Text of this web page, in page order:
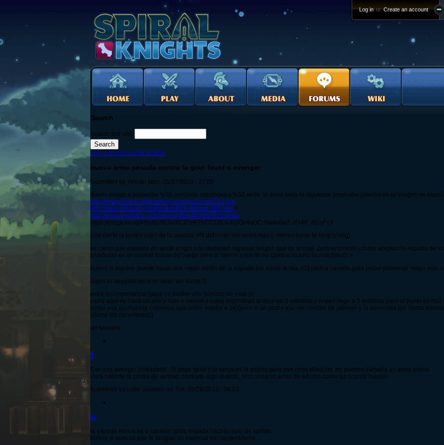
Log in or Create an account
Search
Search this site:
Log in to post on the forums
nueva arma pesada contra la gran faust o evenger
Submitted by Yiro on Mon, 05/27/2013 - 22:09
bueno vengo a presentar %50 porciento estupides y %50 serio, la arma seria la siguiente (mediafire)(dentro de la imagen ve
http://imageshack.us/photo/my-images/21/as001h.jpg/
http://www.4shared.com/photo/sN2o-4Kz/as_001.html ?
http://www.mediafire.com/view/myfiles/#fm00sih0eqjifn5
https://mega.co.nz/#!8xNjUBJA!XE3ZmFFbCCEBUURyQo4qQCrMa4k8w2-JFHN_Aj1yFqY
(por cierto la partes rojas de la pesada nº3 deberian ser como mas o menos como la fang of vog)
es cierto que estamos en spiral knight y no deberian ingresar ningún tipo de animal ,pero entonces ¿como aceptan la espada de
snarbolax es un animal ficticio del juego pero al menos para mi no cambia mucho lacosa (idea) :s
bueno si alguien puede hacer una mejor viciòn de la espada (no como la mia xD) podria hacerla para poder presentar mejor esta
digan lo negativo pero no sean tan duros D:
extra sin importancia (para no perder uno minutos de vida ;d)
estoy aqui de hace un año y mas o menos y estoy retomando lo deje en 3 estrellas y resien llege a 5 estrellas pero el punto es
como una apuñalada (mientras que antes estaba a 5k)(pero vi un post y eso me cambio de pareser y la economia por haora
(((amo los parentesis)))
un saludos
0
Eso una avenger disfrazada.. Si pega igual y la carga es lo mismo pero con otros dibujitos, no puedes llamarla un arma nueva.
Para hacerle la contra de verdad, necesita algo distinto, sino seria un arma de adorno como las scissor blades.
Submitted by Little-Juances on Tue, 05/28/2013 - 06:53.
la
la espada nunca va a cambiar (palo espada hacha) solo los sprites
bueno si quieres que le busque un especial no hay problema